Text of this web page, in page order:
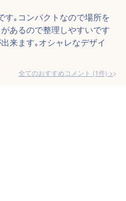
す｡コンパクトなので場所を
あるので整理しやすいです
来ます｡オシャレなデザイ
全てのおすすめコメント (1件) >